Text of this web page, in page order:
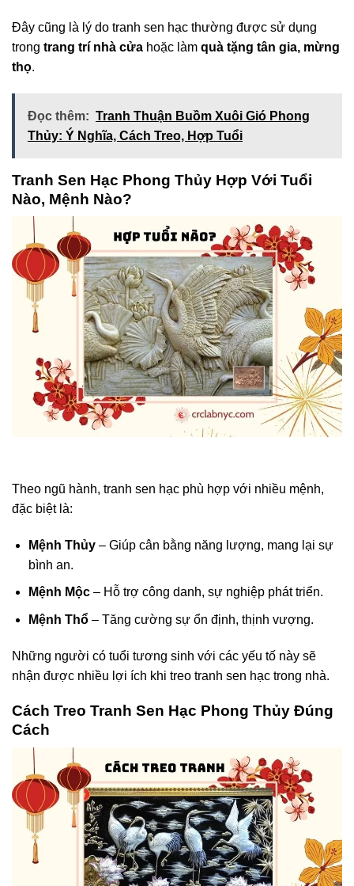
Đây cũng là lý do tranh sen hạc thường được sử dụng
trong trang trí nhà cửa hoặc làm quà tặng tân gia, mừng
thọ.
Đọc thêm: Tranh Thuận Buồm Xuôi Gió Phong
Thủy: Ý Nghĩa, Cách Treo, Hợp Tuổi
Tranh Sen Hạc Phong Thủy Hợp Với Tuổi
Nào, Mệnh Nào?
Theo ngũ hành, tranh sen hạc phù hợp với nhiều mệnh,
đặc biệt là:
Mệnh Thủy– Giúp cân bằng năng lượng, mang lại sự
bình an.
Mệnh Mộc– Hỗ trợ công danh, sự nghiệp phát triển.
Mệnh Thổ– Tăng cường sự ổn định, thịnh vượng.
Những người có tuổi tương sinh với các yếu tố này sẽ
nhận được nhiều lợi ích khi treo tranh sen hạc trong nhà.
Cách Treo Tranh Sen Hạc Phong Thủy Đúng
Cách